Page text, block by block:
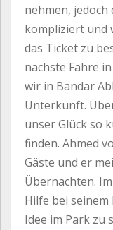
nehmen,
kompliziert und
das Ticket zu
nächste Fähre
wir in Bandar
Unterkunft.
unser Glück so
finden. Ahmed
Gäste und er
Übernachten.
Hilfe bei seinem
Idee im Park zu